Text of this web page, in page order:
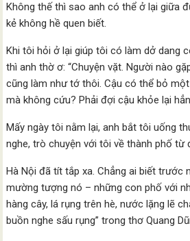
Không thế thì sao anh có thể ở lại giữa
kẻ không hề quen biết.
Khi tôi hỏi ở lại giúp tôi có làm dở dang
thì anh thờ ơ: “Chuyện vặt. Người nào
cũng làm như tớ thôi. Cậu có thể bỏ
mà không cứu? Phải đợi cậu khỏe lại
Mấy ngày tôi nằm lại, anh bắt tôi uống
nghe, trò chuyện với tôi về thành phố từ
Hà Nội đã tít tắp xa. Chẳng ai biết trước
mường tượng nó – những con phố với
hàng cây, lá rụng trên hè, nước lặng lẽ
buồn nghe sấu rụng” trong thơ Quang